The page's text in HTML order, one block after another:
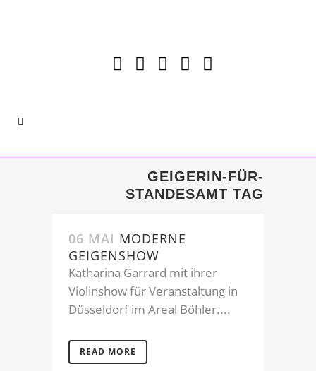
GEIGERIN-FÜR-
STANDESAMT TAG
06 MAI MODERNE
GEIGENSHOW
Katharina Garrard mit ihrer
Violinshow für Veranstaltung in
Düsseldorf im Areal Böhler....
READ MORE